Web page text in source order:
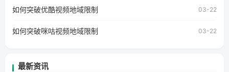
工作、留学、定居等，都可以使用，不再因地区和版权限制
所困扰。
如何突破优酷视频地域限制 03-22
如何突破咪咕视频地域限制 03-22
最新资讯